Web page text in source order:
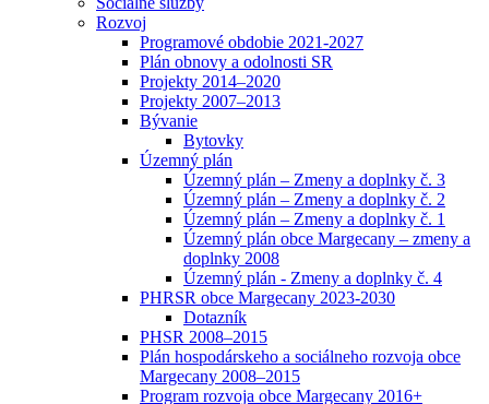
Rozvoj
Programové obdobie 2021-2027
Plán obnovy a odolnosti SR
Projekty 2014–2020
Projekty 2007–2013
Bývanie
Bytovky
Územný plán
Územný plán – Zmeny a doplnky č. 3
Územný plán – Zmeny a doplnky č. 2
Územný plán – Zmeny a doplnky č. 1
Územný plán obce Margecany – zmeny a
doplnky 2008
Územný plán - Zmeny a doplnky č. 4
PHRSR obce Margecany 2023-2030
Dotazník
PHSR 2008–2015
Plán hospodárskeho a sociálneho rozvoja obce
Margecany 2008–2015
Program rozvoja obce Margecany 2016+